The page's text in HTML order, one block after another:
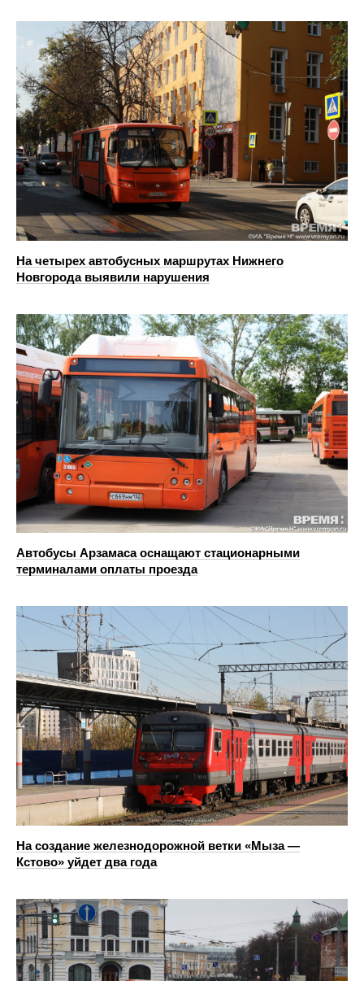
На четырех автобусных маршрутах Нижнего
Новгорода выявили нарушения
Автобусы Арзамаса оснащают стационарными
терминалами оплаты проезда
На создание железнодорожной ветки «Мыза —
Кстово» уйдет два года